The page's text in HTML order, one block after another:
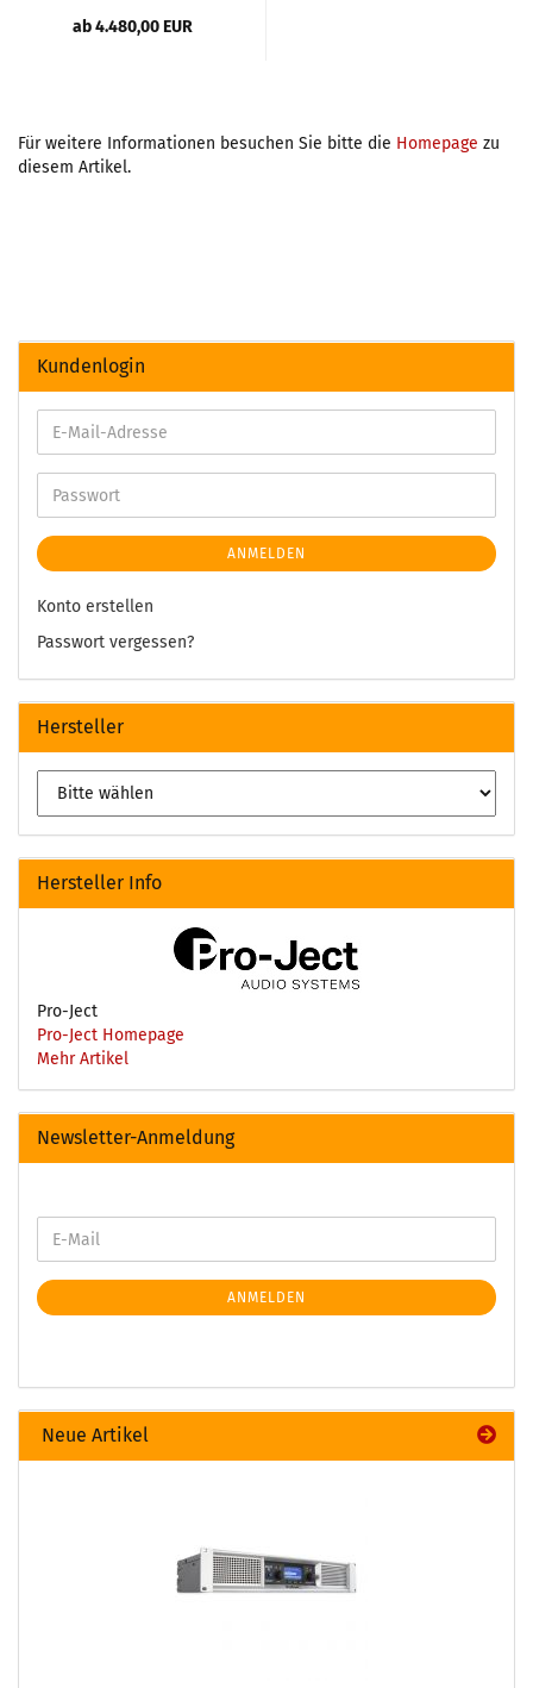
ab 4.480,00 EUR
Für weitere Informationen besuchen Sie bitte die Homepage zu
diesem Artikel.
Kundenlogin
ANMELDEN
Konto erstellen
Passwort vergessen?
Hersteller
Hersteller Info
Pro-Ject
Pro-Ject Homepage
Mehr Artikel
Newsletter-Anmeldung
ANMELDEN
Neue Artikel